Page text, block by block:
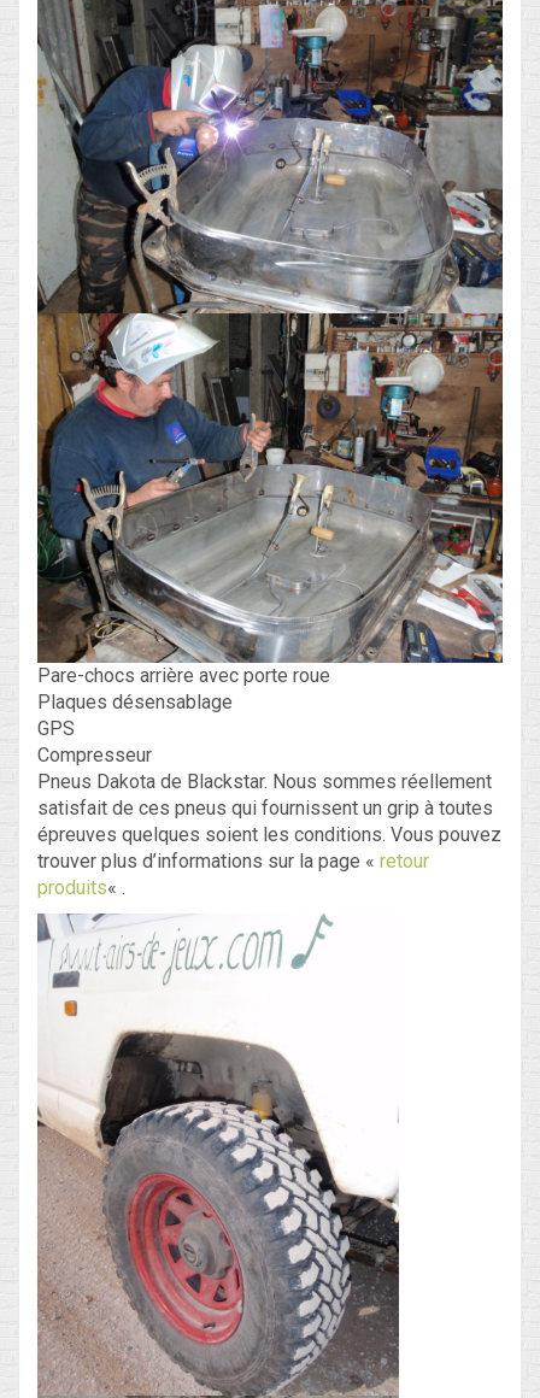
Pare-chocs arrière avec porte roue
Plaques désensablage
GPS
Compresseur
Pneus Dakota de Blackstar. Nous sommes réellement
satisfait de ces pneus qui fournissent un grip à toutes
épreuves quelques soient les conditions. Vous pouvez
trouver plus d’informations sur la page « retour
produits« .